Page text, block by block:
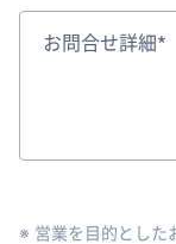
お問合せ詳細*
※ 営業を目的とした